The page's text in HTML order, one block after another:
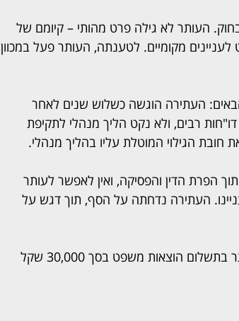
העותר לא גילה פרט מהותי – קיומם של
לעניינים מקומיים. לטענתה, העותר פעל במכוון
העתירה הוגשה כשלוש שנים לאחר
רבים, ולא נקט הליך מנהלי לתקיפת
הגילוי המוטלת עליו בהליך מנהלי.
הפרת הדין והפסיקה, ואין לאפשר לעותר
העתירה נדחתה על הסף, תוך דגש על
בנוסף, לאור התנהלות העותר והוצאות ההליך, חויב העותר בתשלום הוצאות משפט בסך 30,000 שקל